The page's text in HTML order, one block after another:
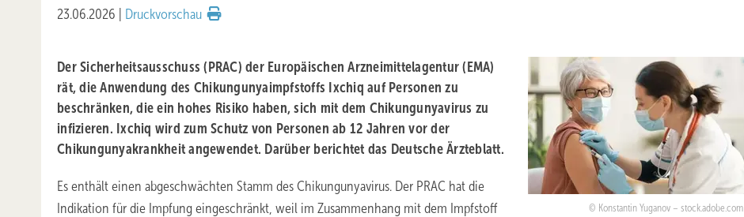
23.06.2026 Druckvorschau
Konstantin Yuganov – stock.adobe.com
Der Sicherheitsausschuss (PRAC) der Europäischen Arzneimittelagentur (EMA)
rät, die Anwendung des Chikungunyaimpfstoffs Ixchiq auf Personen zu
beschränken, die ein hohes Risiko haben, sich mit dem Chikungunyavirus zu
infizieren. Ixchiq wird zum Schutz von Personen ab 12 Jahren vor der
Chikungunyakrankheit angewendet. Darüber berichtet das Deutsche Ärzteblatt.
Es enthält einen abgeschwächten Stamm des Chikungunyavirus. Der PRAC hat die
Indikation für die Impfung eingeschränkt, weil im Zusammenhang mit dem Impfstoff